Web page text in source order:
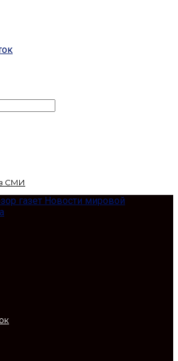
СМИ
Новости мировой